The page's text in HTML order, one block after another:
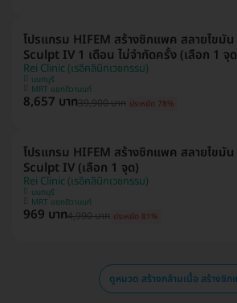
โปรแกรม HIFEM สร้างซิกแพค สลายไขมั
Sculpt IV 1 เดือน ไม่จำกัดครั้ง (เลือก 1 จุ
Rei Clinic (เรอิคลินิกเวชกรรม)
นนทบุรี
MRT แยกติวานนท์
8,657 บาท39,900 บาท ประหยัด 78%
โปรแกรม HIFEM สร้างซิกแพค สลายไขมั
Sculpt IV (เลือก 1 จุด)
Rei Clinic (เรอิคลินิกเวชกรรม)
นนทบุรี
MRT แยกติวานนท์
969 บาท4,990 บาท ประหยัด 81%
ดูหมวด สร้างกล้ามเนื้อ สร้างซิก